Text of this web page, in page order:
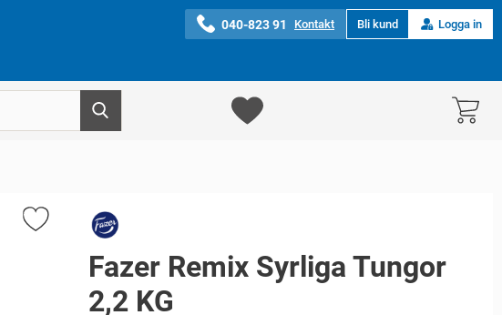
040-823 91 Kontakt Bli kund Logga in
Fazer Remix Syrliga Tungor
2,2 KG